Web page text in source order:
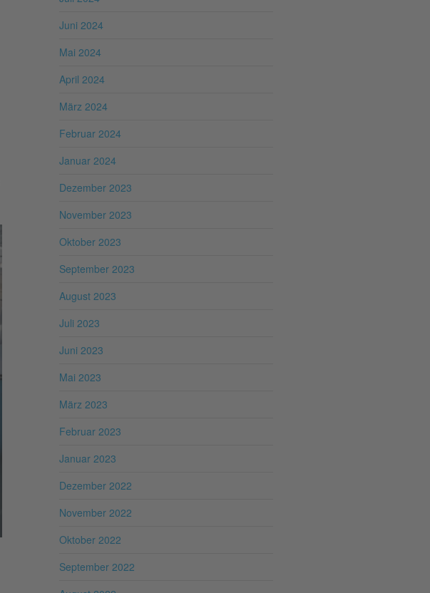
Juni 2024
Mai 2024
April 2024
März 2024
Februar 2024
Januar 2024
Dezember 2023
November 2023
Oktober 2023
September 2023
August 2023
Juli 2023
Juni 2023
Mai 2023
März 2023
Februar 2023
Januar 2023
Dezember 2022
November 2022
Oktober 2022
September 2022